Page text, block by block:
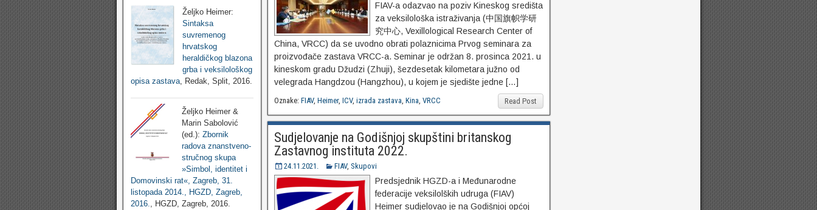
FIAV-a odazvao na poziv Kineskog središta
za veksilološka istraživanja (中国旗帜学研
究中心, Vexillological Research Center of
China, VRCC) da se uvodno obrati polaznicima Prvog seminara za
proizvođače zastava VRCC-a. Seminar je održan 8. prosinca 2021. u
kineskom gradu Džudzi (Zhuji), šezdesetak kilometara južno od
velegrada Hangdzou (Hangzhou), u kojem je sjedište jedne […]
Read Post
Oznake: FIAV, Heimer, ICV, izrada zastava, Kina, VRCC
Sudjelovanje na Godišnjoj skupštini britanskog
Zastavnog instituta 2022.
24.11.2021. FIAV, Skupovi
Predsjednik HGZD-a i Međunarodne
federacije veksilolških udruga (FIAV)
Heimer sudjelovao je na Godišnjoj općoj
Željko Heimer:
Sintaksa
suvremenog
hrvatskog
heraldičkog blazona
grba i veksilološkog
opisa zastava, Redak, Split, 2016.
Željko Heimer &
Marin Sabolović
(ed.): Zbornik
radova znanstveno-
stručnog skupa
»Simbol, identitet i
Domovinski rat«, Zagreb, 31.
listopada 2014., HGZD, Zagreb,
2016.
, HGZD, Zagreb, 2016.